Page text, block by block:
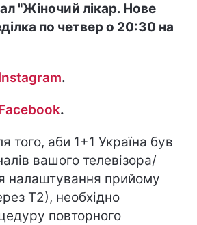
"Жіночий лікар. Нове
по четвер о 20:30 на
.
.
того, аби 1+1 Україна був
вашого телевізора/
налаштування прийому
Т2), необхідно
повторного